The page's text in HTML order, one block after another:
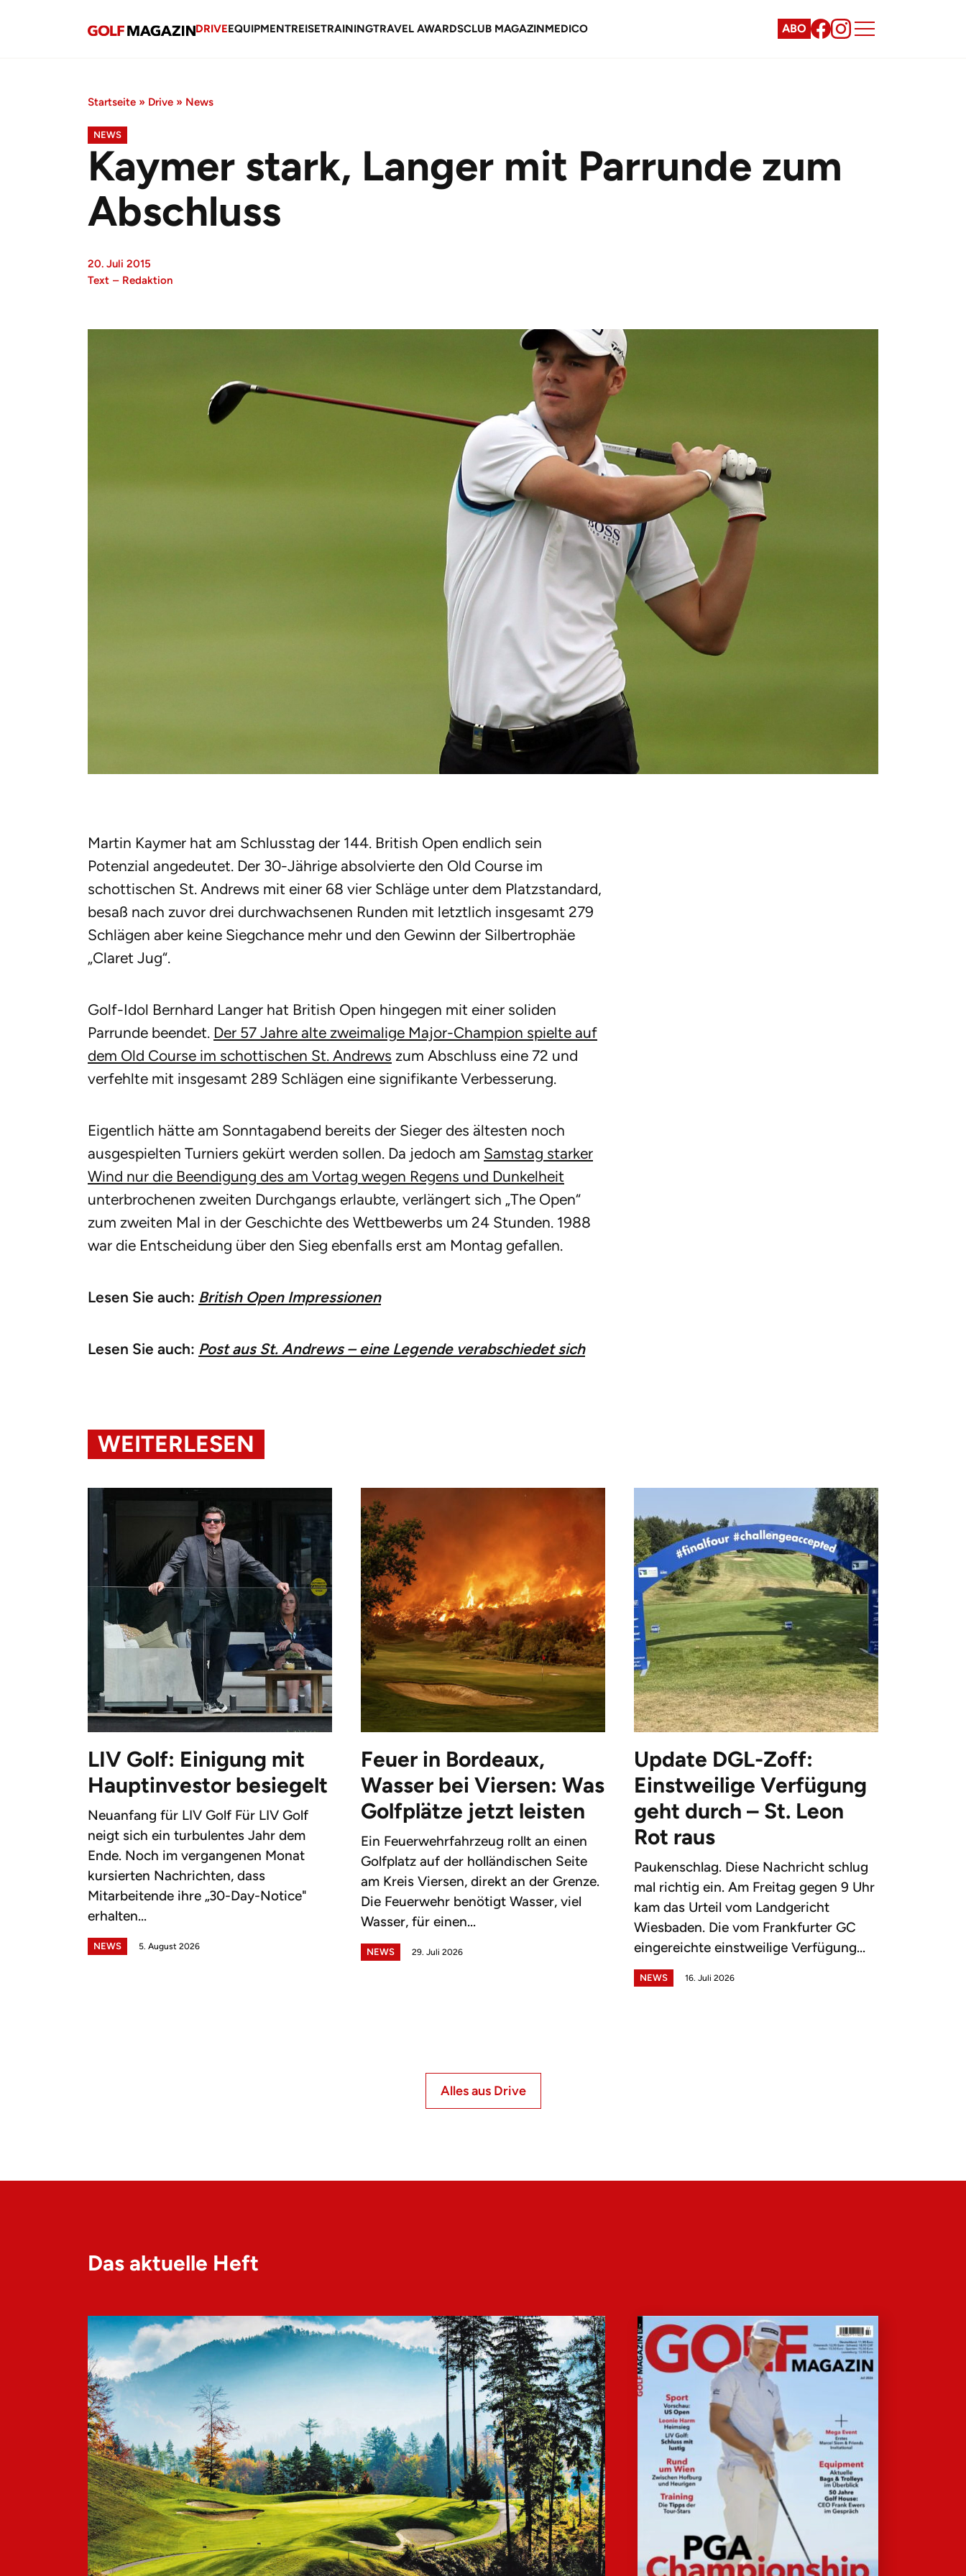
DRIVEEQUIPMENTREISETRAININGTRAVEL AWARDSCLUB MAGAZINMEDICO ABO
Startseite » Drive » News
NEWS
Kaymer stark, Langer mit Parrunde zum
Abschluss
20. Juli 2015
Text – Redaktion
Martin Kaymer hat am Schlusstag der 144. British Open endlich sein
Potenzial angedeutet. Der 30-Jährige absolvierte den Old Course im
schottischen St. Andrews mit einer 68 vier Schläge unter dem Platzstandard,
besaß nach zuvor drei durchwachsenen Runden mit letztlich insgesamt 279
Schlägen aber keine Siegchance mehr und den Gewinn der Silbertrophäe
„Claret Jug“.
Golf-Idol Bernhard Langer hat British Open hingegen mit einer soliden
Parrunde beendet. Der 57 Jahre alte zweimalige Major-Champion spielte auf
dem Old Course im schottischen St. Andrews zum Abschluss eine 72 und
verfehlte mit insgesamt 289 Schlägen eine signifikante Verbesserung.
Eigentlich hätte am Sonntagabend bereits der Sieger des ältesten noch
ausgespielten Turniers gekürt werden sollen. Da jedoch am Samstag starker
Wind nur die Beendigung des am Vortag wegen Regens und Dunkelheit
unterbrochenen zweiten Durchgangs erlaubte, verlängert sich „The Open“
zum zweiten Mal in der Geschichte des Wettbewerbs um 24 Stunden. 1988
war die Entscheidung über den Sieg ebenfalls erst am Montag gefallen.
Lesen Sie auch: British Open Impressionen
Lesen Sie auch: Post aus St. Andrews – eine Legende verabschiedet sich
WEITERLESEN
LIV Golf: Einigung mit
Hauptinvestor besiegelt
Neuanfang für LIV Golf Für LIV Golf
neigt sich ein turbulentes Jahr dem
Ende. Noch im vergangenen Monat
kursierten Nachrichten, dass
Mitarbeitende ihre „30-Day-Notice"
erhalten...
NEWS 5. August 2026
Feuer in Bordeaux,
Wasser bei Viersen: Was
Golfplätze jetzt leisten
Ein Feuerwehrfahrzeug rollt an einen
Golfplatz auf der holländischen Seite
am Kreis Viersen, direkt an der Grenze.
Die Feuerwehr benötigt Wasser, viel
Wasser, für einen...
NEWS 29. Juli 2026
Update DGL-Zoff:
Einstweilige Verfügung
geht durch – St. Leon
Rot raus
Paukenschlag. Diese Nachricht schlug
mal richtig ein. Am Freitag gegen 9 Uhr
kam das Urteil vom Landgericht
Wiesbaden. Die vom Frankfurter GC
eingereichte einstweilige Verfügung...
NEWS 16. Juli 2026
Alles aus Drive
Das aktuelle Heft